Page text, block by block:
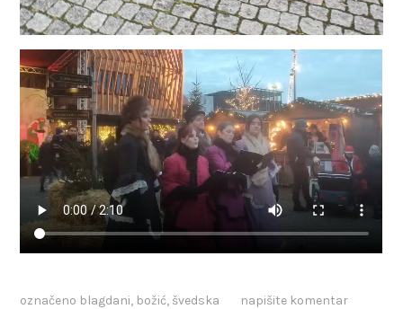
označeno blagdani, božić, švedska napišite komentar